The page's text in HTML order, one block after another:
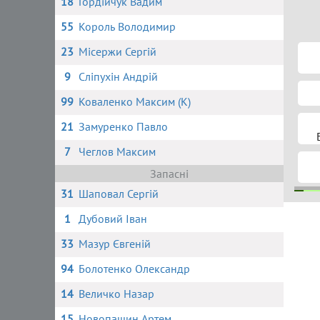
55 Король Володимир
23 Місержи Сергій
9
Сліпухін Андрій
99 Коваленко Максим (К)
21 Замуренко Павло
7
Чеглов Максим
Запасні
31 Шаповал Сергій
1 Дубовий Іван
33 Мазур Євгеній
94 Болотенко Олександр
14 Величко Назар